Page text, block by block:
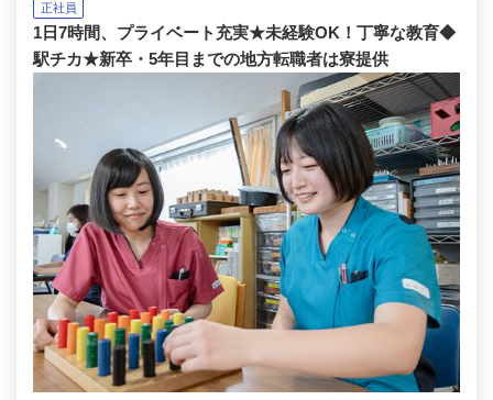
正社員
1日7時間、プライベート充実★未経験OK！丁寧な教育◆
駅チカ★新卒・5年目までの地方転職者は寮提供